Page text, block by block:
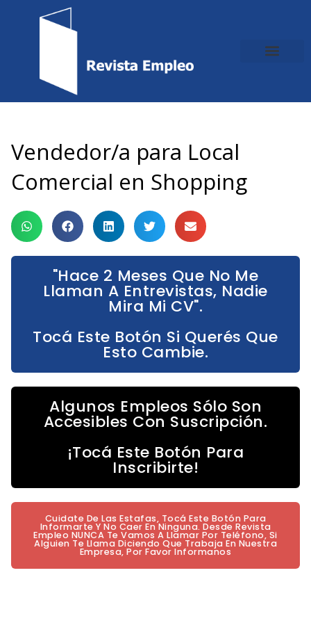
Vendedor/a para Local
Comercial en Shopping
"Hace 2 Meses Que No Me
Llaman A Entrevistas, Nadie
Mira Mi CV".
Tocá Este Botón Si Querés Que
Esto Cambie.
Algunos Empleos Sólo Son
Accesibles Con Suscripción.
¡Tocá Este Botón Para
Inscribirte!
Cuidate De Las Estafas, Tocá Este Botón Para
Informarte Y No Caer En Ninguna. Desde Revista
Empleo NUNCA Te Vamos A Llamar Por Teléfono, Si
Alguien Te Llama Diciendo Que Trabaja En Nuestra
Empresa, Por Favor Informanos